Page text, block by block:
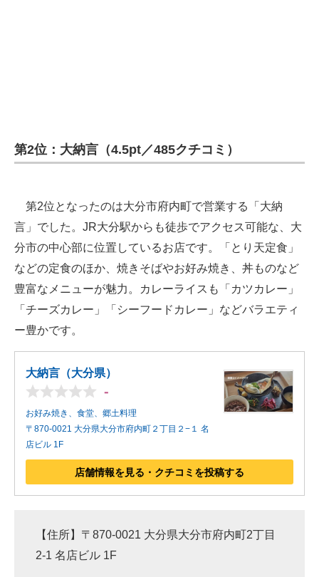
第2位：大納言（4.5pt／485クチコミ）
第2位となったのは大分市府内町で営業する「大納
言」でした。JR大分駅からも徒歩でアクセス可能な、大
分市の中心部に位置しているお店です。「とり天定食」
などの定食のほか、焼きそばやお好み焼き、丼ものなど
豊富なメニューが魅力。カレーライスも「カツカレー」
「チーズカレー」「シーフードカレー」などバラエティ
ー豊かです。
大納言（大分県）
-
お好み焼き、食堂、郷土料理
〒870-0021 大分県大分市府内町２丁目２−１ 名
店ビル 1F
店舗情報を見る・クチコミを投稿する
【住所】〒870-0021 大分県大分市府内町2丁目
2-1 名店ビル 1F